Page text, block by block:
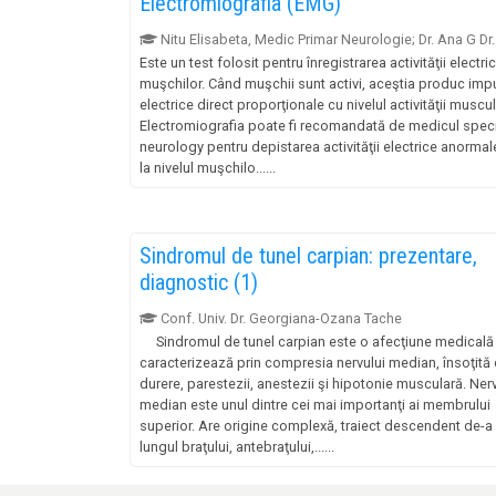
Nitu Elisabeta, Medic Primar Neurologie; Dr. Ana G Dr.
Este un test folosit pentru înregistrarea activităţii
muşchilor. Când muşchii sunt activi, aceştia produc
electrice direct proporţionale cu nivelul activităţii
Electromiografia poate fi recomandată de medicul
neurology pentru depistarea activităţii electrice
la nivelul muşchilo......
Sindromul de tunel carpian: prezentare,
diagnostic (1)
Conf. Univ. Dr. Georgiana-Ozana Tache
Sindromul de tunel carpian este o afecţiune medicală
caracterizează prin compresia nervului median, însoţită
durere, parestezii, anestezii şi hipotonie musculară.
median este unul dintre cei mai importanţi ai membrului
superior. Are origine complexă, traiect descendent de-a
lungul braţului, antebraţului,......